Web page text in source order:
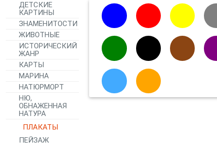
ДЕТСКИЕ
КАРТИНЫ
ЗНАМЕНИТОСТИ
ЖИВОТНЫЕ
ИСТОРИЧЕСКИЙ
ЖАНР
КАРТЫ
МАРИНА
НАТЮРМОРТ
НЮ,
ОБНАЖЕННАЯ
НАТУРА
ПЛАКАТЫ
ПЕЙЗАЖ